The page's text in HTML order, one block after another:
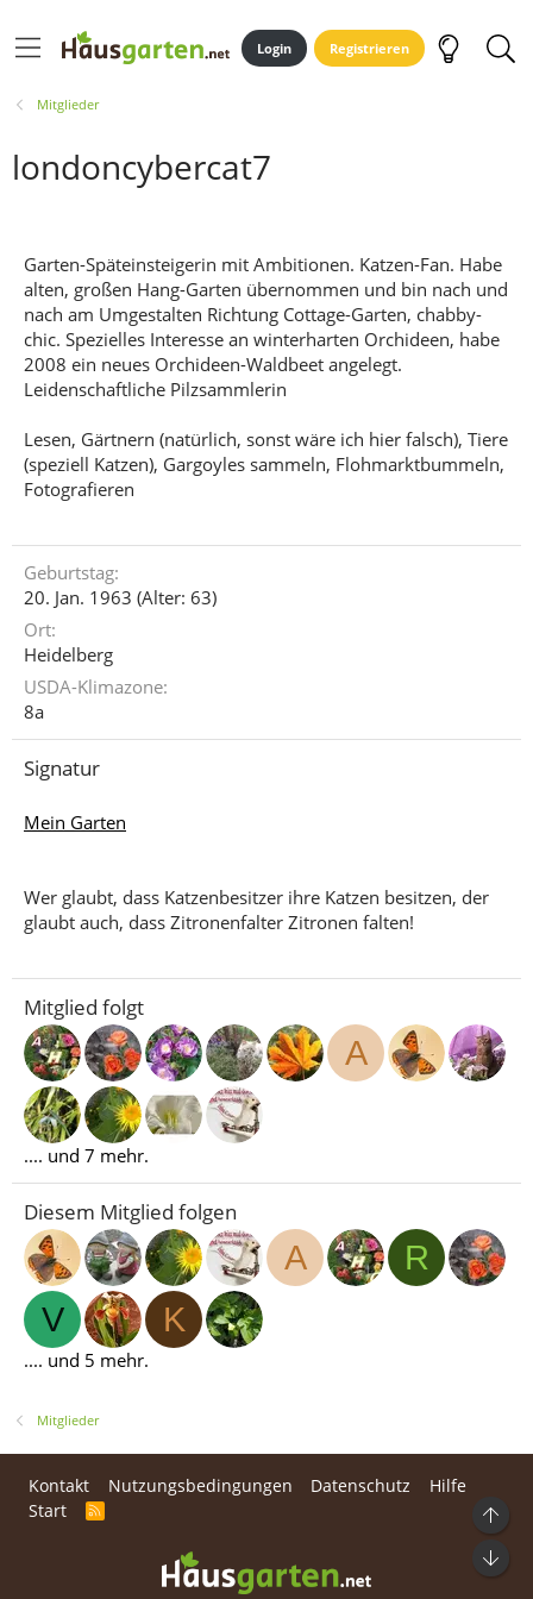
Login Registrieren
Mitglieder
londoncybercat7
Garten-Späteinsteigerin mit Ambitionen. Katzen-Fan. Habe
alten, großen Hang-Garten übernommen und bin nach und
nach am Umgestalten Richtung Cottage-Garten, chabby-
chic. Spezielles Interesse an winterharten Orchideen, habe
2008 ein neues Orchideen-Waldbeet angelegt.
Leidenschaftliche Pilzsammlerin
Lesen, Gärtnern (natürlich, sonst wäre ich hier falsch), Tiere
(speziell Katzen), Gargoyles sammeln, Flohmarktbummeln,
Fotografieren
Geburtstag
20. Jan. 1963 (Alter: 63)
Ort
Heidelberg
USDA-Klimazone
8a
Signatur
Mein Garten
Wer glaubt, dass Katzenbesitzer ihre Katzen besitzen, der
glaubt auch, dass Zitronenfalter Zitronen falten!
Mitglied folgt
A
.... und 7 mehr.
Diesem Mitglied folgen
A
R
V
K
.... und 5 mehr.
Mitglieder
Kontakt Nutzungsbedingungen Datenschutz
Hilfe
Start
R